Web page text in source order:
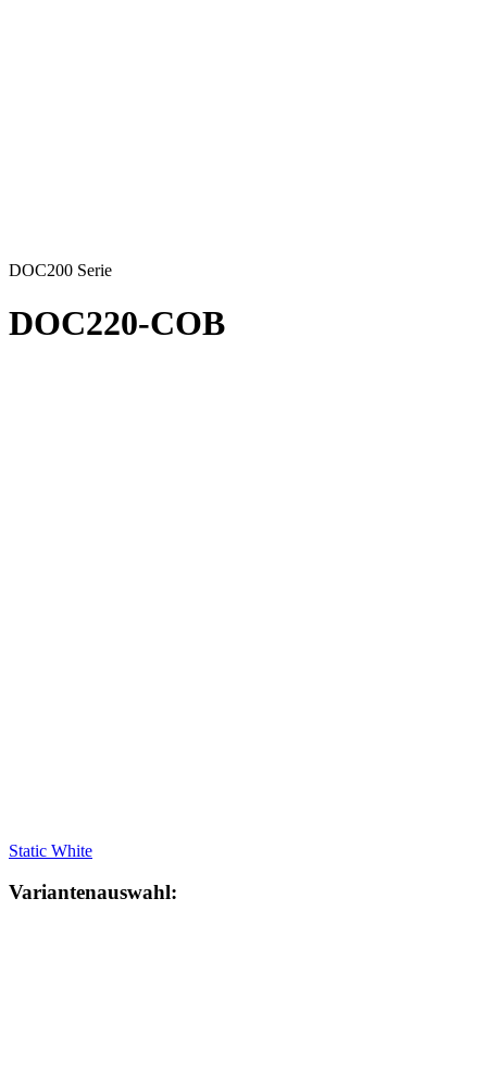
DOC200 Serie
DOC220-COB
Static White
Variantenauswahl: